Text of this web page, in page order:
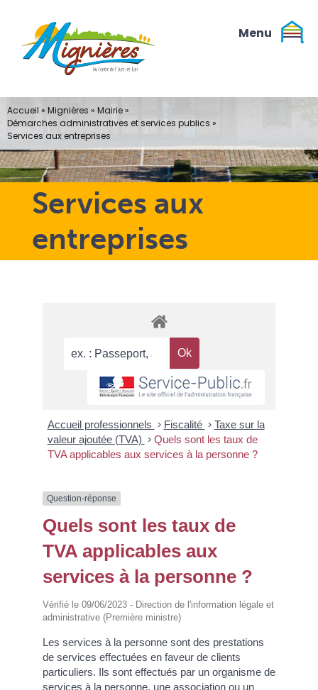
contenu
Services aux
entreprises
Accueil » Mignières » Mairie»
Démarches administratives et services publics »
Services aux entreprises
Accueil professionnels > Fiscalité > Taxe sur la
valeur ajoutée (TVA) > Quels sont les taux de
TVA applicables aux services à la personne ?
Question-réponse
Quels sont les taux de
TVA applicables aux
services à la personne ?
Vérifié le 09/06/2023 - Direction de l'information légale et
administrative (Première ministre)
Les services à la personne sont des prestations
de services effectuées en faveur de clients
particuliers. Ils sont effectués par un organisme de
services à la personne, une association ou un